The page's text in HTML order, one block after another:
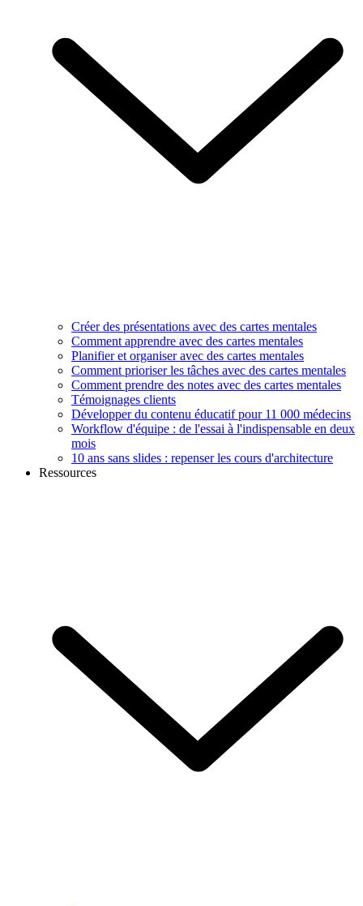
Créer des présentations avec des cartes mentales
Comment apprendre avec des cartes mentales
Planifier et organiser avec des cartes mentales
Comment prioriser les tâches avec des cartes mentales
Comment prendre des notes avec des cartes mentales
Témoignages clients
Développer du contenu éducatif pour 11 000 médecins
Workflow d'équipe : de l'essai à l'indispensable en deux
mois
10 ans sans slides : repenser les cours d'architecture
Ressources